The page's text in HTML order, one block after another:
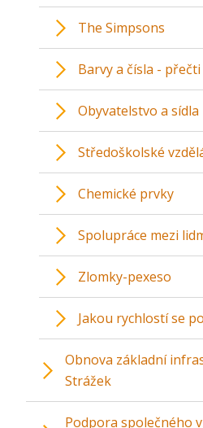
The Simpsons
Barvy a čísla -
Obyvatelstvo a sídla
Středoškolské
Chemické prvky
Spolupráce mezi
Zlomky-pexeso
Jakou rychlostí se
Obnova základní
Strážek
Podpora společného